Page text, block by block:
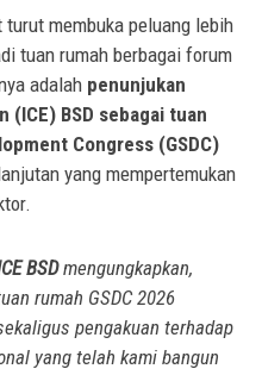
membuka peluang lebih
tuan rumah berbagai forum
adalah penunjukan
BSD sebagai tuan
Congress (GSDC)
yang mempertemukan
BSDmengungkapkan,
rumah GSDC 2026
pengakuan terhadap
yang telah kami bangun